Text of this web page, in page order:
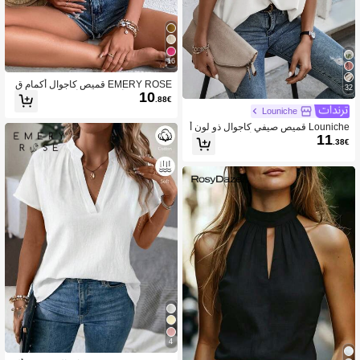
32
Louniche
Louniche قميص صيفي كاجوال ذو لون أ
حادي، صنع بطوق واقف وأكمام متوسطة ا
11.38€
16
EMERY ROSE قميص كاجوال أكمام ق
صيرة بجيب أمامي مربع أزرار ، صيفي
10.88€
4